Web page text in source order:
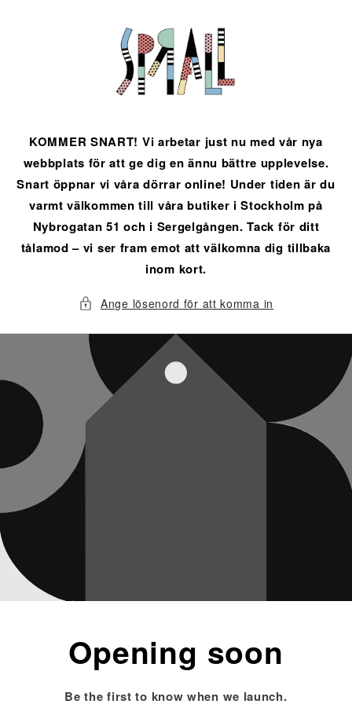
KOMMER SNART! Vi arbetar just nu med vår nya
webbplats för att ge dig en ännu bättre upplevelse.
Snart öppnar vi våra dörrar online! Under tiden är du
varmt välkommen till våra butiker i Stockholm på
Nybrogatan 51 och i Sergelgången. Tack för ditt
tålamod – vi ser fram emot att välkomna dig tillbaka
inom kort.
Ange lösenord för att komma in
Opening soon
Be the first to know when we launch.